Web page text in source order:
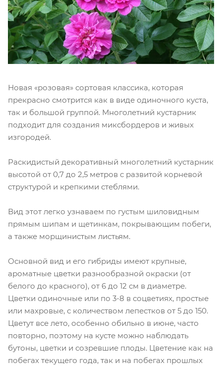
Новая «розовая» сортовая классика, которая
прекрасно смотрится как в виде одиночного куста,
так и большой группой. Многолетний кустарник
подходит для создания миксбордеров и живых
изгородей.
Раскидистый декоративный многолетний кустарник
высотой от 0,7 до 2,5 метров с развитой корневой
структурой и крепкими стеблями.
Вид этот легко узнаваем по густым шиловидным
прямым шипам и щетинкам, покрывающим побеги,
а также морщинистым листьям.
Основной вид и его гибриды имеют крупные,
ароматные цветки разнообразной окраски (от
белого до красного), от 6 до 12 см в диаметре.
Цветки одиночные или по 3-8 в соцветиях, простые
или махровые, с количеством лепестков от 5 до 150.
Цветут все лето, особенно обильно в июне, часто
повторно, поэтому на кусте можно наблюдать
бутоны, цветки и созревшие плоды. Цветение как на
побегах текущего года, так и на побегах прошлых